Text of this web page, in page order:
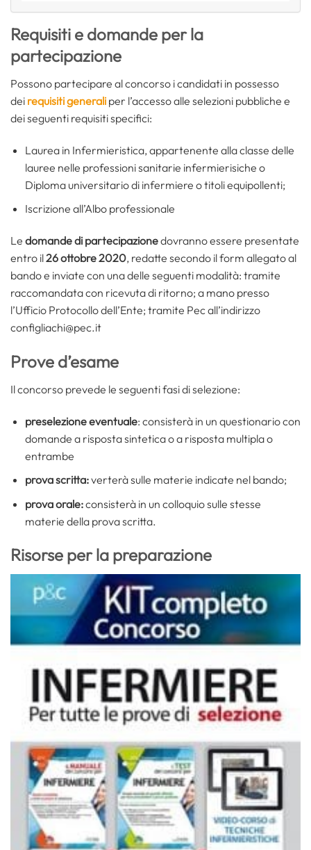
Requisiti e domande per la
partecipazione
Possono partecipare al concorso i candidati in possesso
dei requisiti generali per l’accesso alle selezioni pubbliche e
dei seguenti requisiti specifici:
Laurea in Infermieristica, appartenente alla classe delle
lauree nelle professioni sanitarie infermierisiche o
Diploma universitario di infermiere o titoli equipollenti;
Iscrizione all’Albo professionale
Le domande di partecipazionedovranno essere presentate
entro il26 ottobre 2020, redatte secondo il form allegato al
bando e inviate con una delle seguenti modalità: tramite
raccomandata con ricevuta di ritorno; a mano presso
l’Ufficio Protocollo dell’Ente; tramite Pec all’indirizzo
configliachi@pec.it
Prove d’esame
Il concorso prevede le seguenti fasi di selezione:
preselezione eventuale: consisterà in un questionario con
domande a risposta sintetica o a risposta multipla o
entrambe
prova scritta:verterà sulle materie indicate nel bando;
prova orale:consisterà in un colloquio sulle stesse
materie della prova scritta.
Risorse per la preparazione